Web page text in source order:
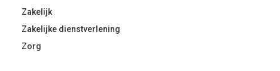
Zakelijk
Zakelijke dienstverlening
Zorg